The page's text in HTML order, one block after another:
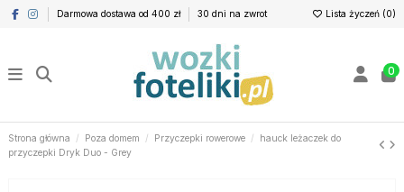
Darmowa dostawa od 400 zł 30 dni na zwrot Lista życzeń (0)
0
Strona główna Poza domem Przyczepki rowerowe
hauck leżaczek do
przyczepki Dryk Duo - Grey